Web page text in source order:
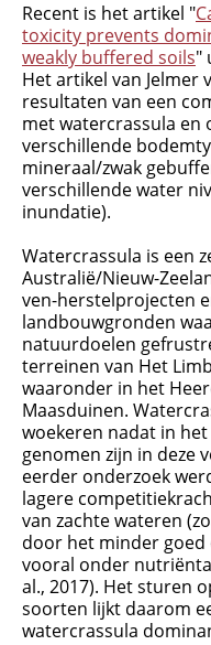
Organisatie
Medewerkers
Laboratorium
Veld- en
Recent is het artikel "
toxicity prevents
weakly buffered soils"
Het artikel van Jelmer
resultaten van een
met watercrassula en
verschillende
mineraal/zwak
verschillende water
inundatie).
Watercrassula is een
Australië/Nieuw-
ven-herstelprojecten
landbouwgronden
natuurdoelen
terreinen van Het
waaronder in het
Maasduinen.
woekeren nadat in
genomen zijn in deze
eerder onderzoek
lagere
van zachte wateren
door het minder
vooral onder
al., 2017). Het sturen
soorten lijkt daarom
watercrassula